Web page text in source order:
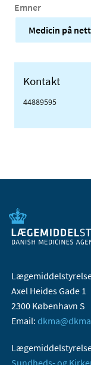
Emner
Medicin på
Kontakt
44889595
Axel Heides Gade 1
2300 København S
Email:
Sundheds- og